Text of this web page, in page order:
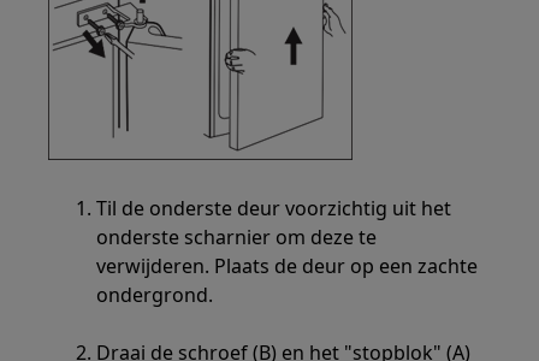
Til de onderste deur voorzichtig uit het
onderste scharnier om deze te
verwijderen. Plaats de deur op een zachte
ondergrond.
Draai de schroef (B) en het "stopblok" (A)